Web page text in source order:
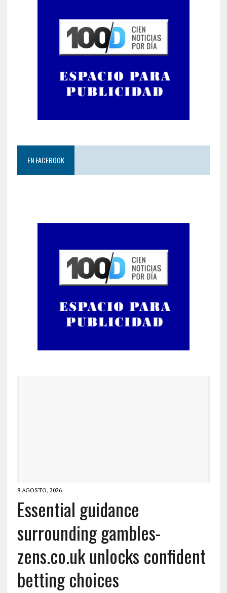
EN FACEBOOK
8 AGOSTO, 2026
Essential guidance
surrounding gambles-
zens.co.uk unlocks confident
betting choices